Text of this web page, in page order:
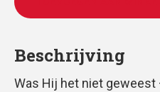
Beschrijving
Was Hij het niet geweest